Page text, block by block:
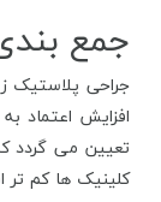
جمع
جراحی پلاستیک
افزایش اعتماد
تعیین می گردد
کلینیک ها کم تر